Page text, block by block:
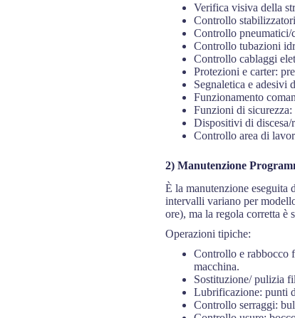
Verifica visiva della
Controllo
Controllo pneumatici/
Controllo tubazioni
Controllo cablaggi
Protezioni e carter:
Segnaletica e adesivi
Funzionamento
Funzioni di
Dispositivi di discesa/
Controllo area di
2) Manutenzione
È la manutenzione
intervalli variano per
ore), ma la regola corretta è
Operazioni tipiche:
Controllo e rabbocco
macchina.
Sostituzione/ pulizia
Lubrificazione: punti
Controllo serraggi: